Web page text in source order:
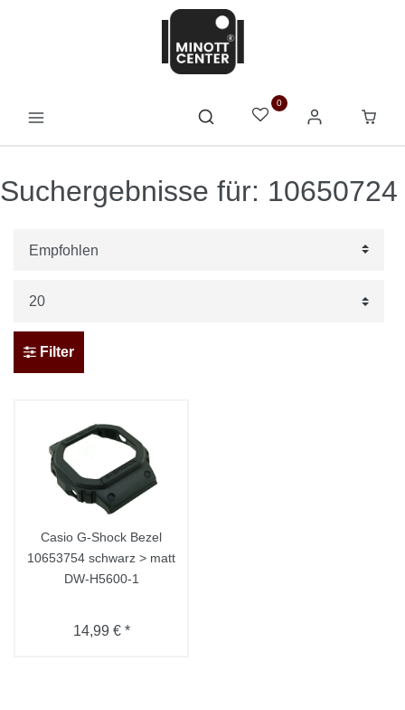
0
Suchergebnisse für: 10650724
Filter
Casio G-Shock Bezel
10653754 schwarz > matt
DW-H5600-1
14,99 € *